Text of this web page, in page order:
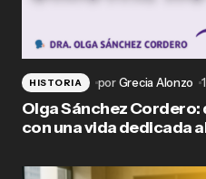
HISTORIA porGrecia Alonzo
Olga Sánchez
con una vida dedicada